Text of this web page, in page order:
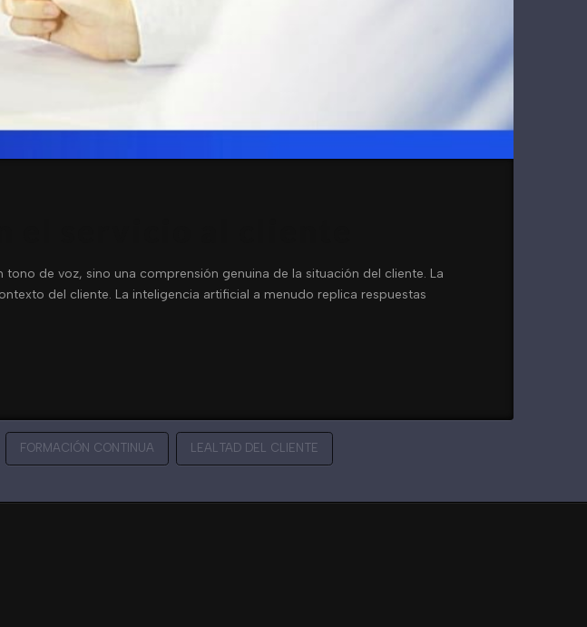
de voz, sino una comprensión genuina de la situación del cliente. La
del cliente. La inteligencia artificial a menudo replica respuestas
FORMACIÓN CONTINUA LEALTAD DEL CLIENTE